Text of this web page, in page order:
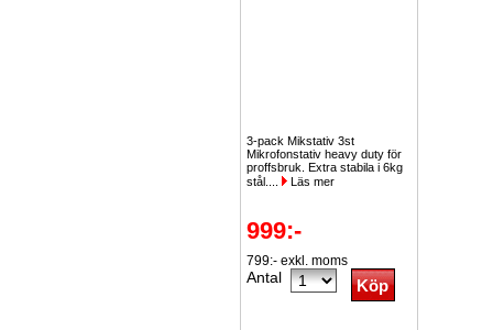
3-pack Mikstativ 3st
Mikrofonstativ heavy duty för
proffsbruk. Extra stabila i 6kg
stål....
Läs mer
999:-
799:- exkl. moms
Antal